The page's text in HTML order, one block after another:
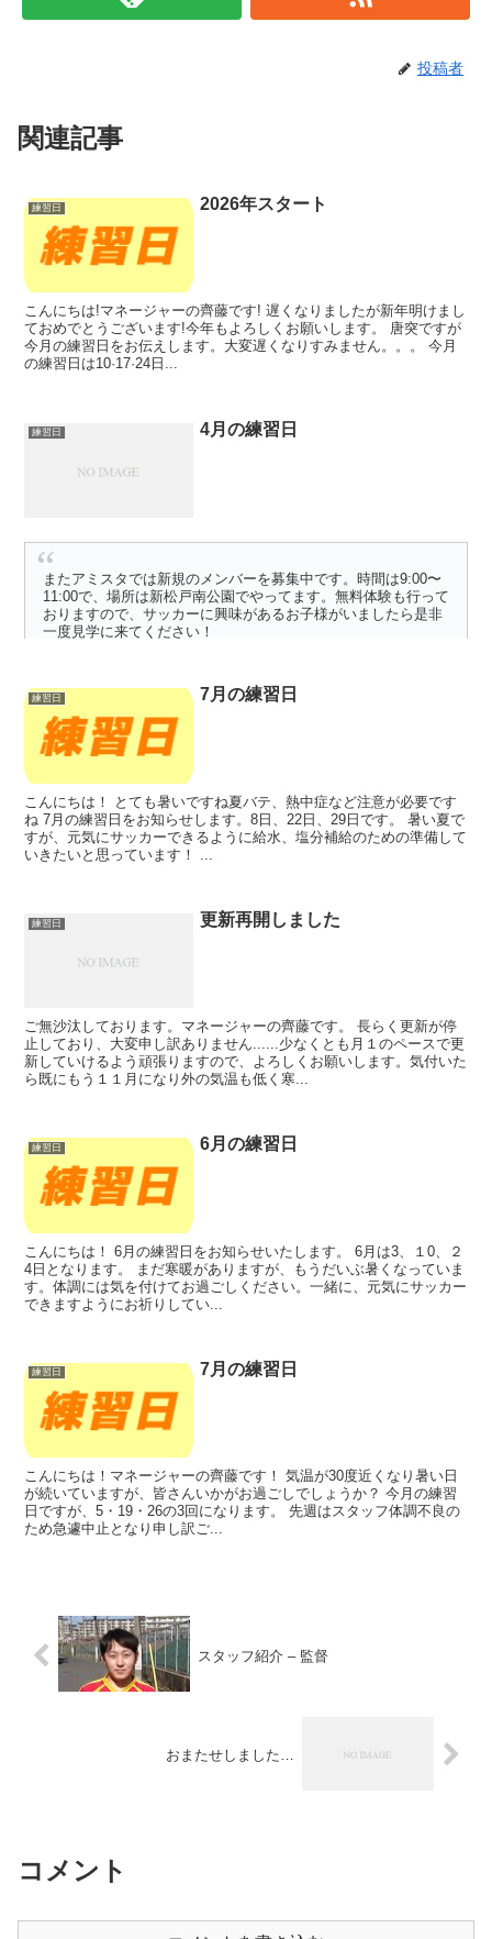
投稿者
関連記事
練習日 2026年スタート
こんにちは!マネージャーの齊藤です! 遅くなりましたが新年明けまし
ておめでとうございます!今年もよろしくお願いします。 唐突ですが
今月の練習日をお伝えします。大変遅くなりすみません。。。 今月
の練習日は10·17·24日...
練習日 4月の練習日
またアミスタでは新規のメンバーを募集中です。時間は9:00〜
11:00で、場所は新松戸南公園でやってます。無料体験も行って
おりますので、サッカーに興味があるお子様がいましたら是非
一度見学に来てください！
練習日 7月の練習日
こんにちは！ とても暑いですね夏バテ、熱中症など注意が必要です
ね 7月の練習日をお知らせします。8日、22日、29日です。 暑い夏で
すが、元気にサッカーできるように給水、塩分補給のための準備して
いきたいと思っています！ ...
練習日 更新再開しました
ご無沙汰しております。マネージャーの齊藤です。 長らく更新が停
止しており、大変申し訳ありません......少なくとも月１のペースで更
新していけるよう頑張りますので、よろしくお願いします。気付いた
ら既にもう１１月になり外の気温も低く寒...
練習日 6月の練習日
こんにちは！ 6月の練習日をお知らせいたします。 6月は3、１0、２
4日となります。 まだ寒暖がありますが、もうだいぶ暑くなっていま
す。体調には気を付けてお過ごしください。一緒に、元気にサッカー
できますようにお祈りしてい...
練習日 7月の練習日
こんにちは！マネージャーの齊藤です！ 気温が30度近くなり暑い日
が続いていますが、皆さんいかがお過ごしでしょうか？ 今月の練習
日ですが、5・19・26の3回になります。 先週はスタッフ体調不良の
ため急遽中止となり申し訳ご...
スタッフ紹介 – 監督
おまたせしました…
コメント